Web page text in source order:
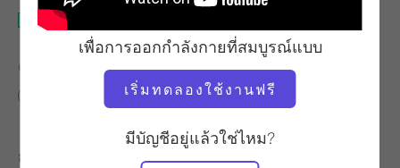
เพื่อการออกกำลังกายที่สมบูรณ์แบบ
เริ่มทดลองใช้งานฟรี
มีบัญชีอยู่แล้วใช่ไหม?
คาดิลแลค
ค้นหาชั้นเรียนที่คล้ายคลึงกันสำหรับ
50 - 60 นาที คาดิลแลค
การออกกำลังกายอื่น ๆ ที่คุณอาจชอบ